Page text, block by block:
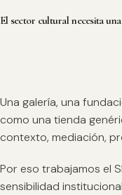
El sector cultural necesita
Una galería, una
como una tienda
contexto, mediación,
Por eso trabajamos el
sensibilidad